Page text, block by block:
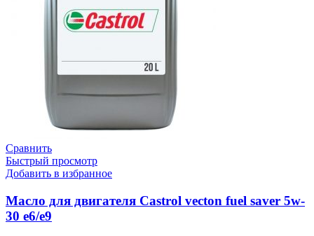
Сравнить
Быстрый просмотр
Добавить в избранное
Масло для двигателя Castrol vecton fuel saver 5w-
30 e6/e9